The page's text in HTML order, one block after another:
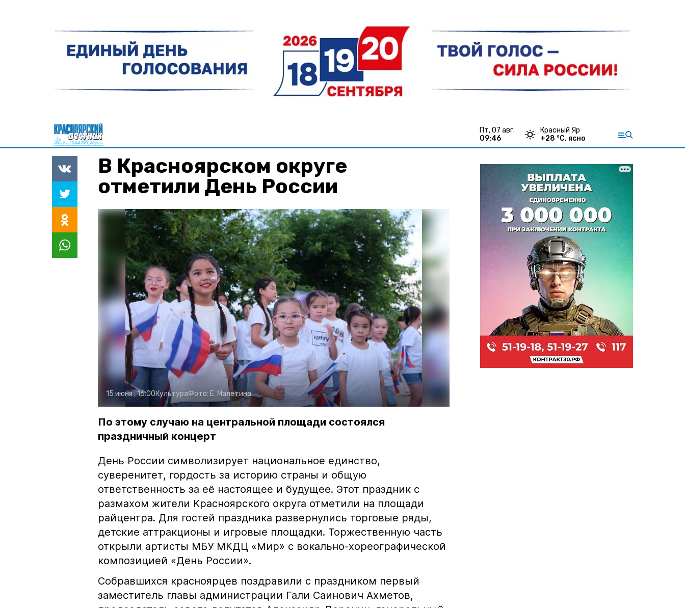
пт, 07 авг.
09:46
Красный Яр
+28 °С, ясно
В Красноярском округе
отметили День России
15 июня , 16:00КультураФото: Е. Малетина
По этому случаю на центральной площади состоялся
праздничный концерт
День России символизирует национальное единство,
суверенитет, гордость за историю страны и общую
ответственность за её настоящее и будущее. Этот праздник с
размахом жители Красноярского округа отметили на площади
райцентра. Для гостей праздника развернулись торговые ряды,
детские аттракционы и игровые площадки. Торжественную часть
открыли артисты МБУ МКДЦ «Мир» с вокально-хореографической
композицией «День России».
Собравшихся красноярцев поздравили с праздником первый
заместитель главы администрации Гали Саинович Ахметов,